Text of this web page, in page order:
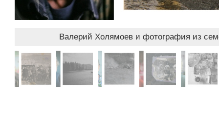
Валерий Холямоев и фотография из